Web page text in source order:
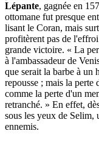
Lépante, gagnée en
ottomane fut presque
lisant le Coran, mais
profitèrent pas de
grande victoire. « La
à l'ambassadeur de
que serait la barbe à un
repousse ; mais la
comme la perte d'un
retranché. » En effet,
sous les yeux de Selim,
ennemis.